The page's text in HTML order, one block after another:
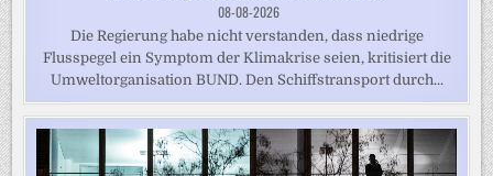
08-08-2026
Die Regierung habe nicht verstanden, dass niedrige
Flusspegel ein Symptom der Klimakrise seien, kritisiert die
Umweltorganisation BUND. Den Schiffstransport durch...